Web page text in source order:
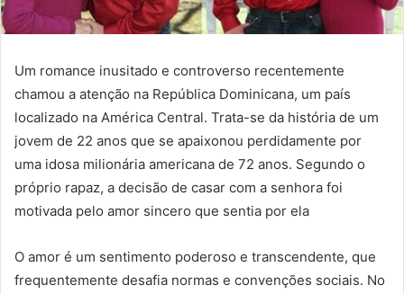
Um romance inusitado e controverso recentemente
chamou a atenção na República Dominicana, um país
localizado na América Central. Trata-se da história de um
jovem de 22 anos que se apaixonou perdidamente por
uma idosa milionária americana de 72 anos. Segundo o
próprio rapaz, a decisão de casar com a senhora foi
motivada pelo amor sincero que sentia por ela
O amor é um sentimento poderoso e transcendente, que
frequentemente desafia normas e convenções sociais. No